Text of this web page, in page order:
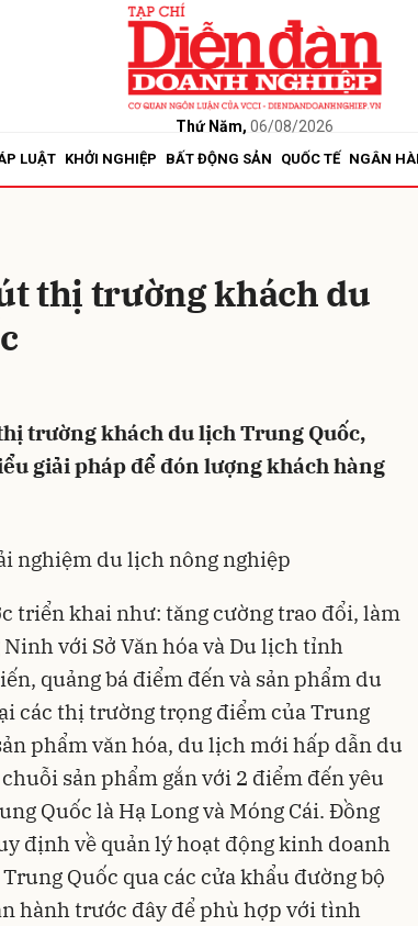
Thứ Năm, 06/08/2026
LUẬT KHỞI NGHIỆP BẤT ĐỘNG SẢN QUỐC TẾ NGÂN
thị trường khách du
trường khách du lịch Trung Quốc,
giải pháp để đón lượng khách hàng
nghiệm du lịch nông nghiệp
triển khai như: tăng cường trao đổi, làm
Ninh với Sở Văn hóa và Du lịch tỉnh
quảng bá điểm đến và sản phẩm du
các thị trường trọng điểm của Trung
phẩm văn hóa, du lịch mới hấp dẫn du
sản phẩm gắn với 2 điểm đến yêu
Quốc là Hạ Long và Móng Cái. Đồng
định về quản lý hoạt động kinh doanh
Quốc qua các cửa khẩu đường bộ
hành trước đây để phù hợp với tình